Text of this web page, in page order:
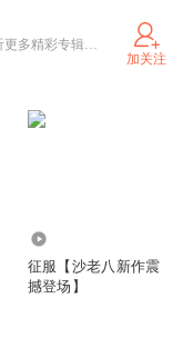
喜欢听故事的朋友，加入XIMI团，畅听更多精彩专辑，每晚六点准时更新！
加关注
征服【沙老八新作震
撼登场】